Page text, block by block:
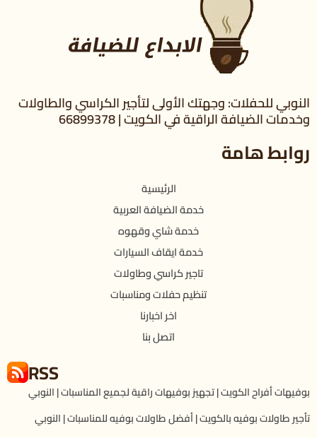
النوبي للحفلات: وجهتك الأولى لتأجير الكراسي والطاولات
وخدمات الضيافة الراقية في الكويت | 66899378
روابط هامة
الرئيسية
خدمة الضيافة العربية
خدمة شاي وقهوه
خدمة ايقاف السيارات
تاجير كراسي وطاولات
تنظيم حفلات ومناسبات
اخر اخبارنا
اتصل بنا
RSS
بوفيهات أفراح الكويت | تجهيز بوفيهات راقية لجميع المناسبات | النوبي
تأجير طاولات بوفيه بالكويت | أفضل طاولات بوفيه للمناسبات | النوبي